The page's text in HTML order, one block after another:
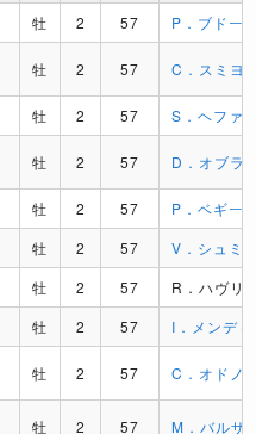
牡 2 57 P．ブドー
牡 2 57 C．スミヨ
牡 2 57 S．ヘファ
牡 2 57 D．オブラ
牡 2 57
P．ベギー
牡 2 57
V．シュミ
牡 2 57
R．ハヴリ
牡 2 57 I．メンデ
牡 2 57 C．オドノ
牡 2 57 M．バルザ